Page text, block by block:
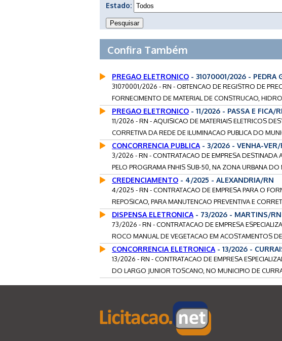
Estado:
Confira Também
PREGAO ELETRONICO - 31070001/2026 - PEDRA
31070001/2026 - RN - OBTENCAO DE REGISTRO DE
FORNECIMENTO DE MATERIAL DE CONSTRUCAO,
PREGAO ELETRONICO - 11/2026 - PASSA E FICA/
11/2026 - RN - AQUISICAO DE MATERIAIS ELETRICOS
CORRETIVA DA REDE DE ILUMINACAO PUBLICA DO
CONCORRENCIA PUBLICA - 3/2026 - VENHA-VER/
3/2026 - RN - CONTRATACAO DE EMPRESA DESTINADA
PELO PROGRAMA FNHIS SUB-50, NA ZONA URBANA DO
CREDENCIAMENTO - 4/2025 - ALEXANDRIA/RN
4/2025 - RN - CONTRATACAO DE EMPRESA PARA O
REPOSICAO, PARA MANUTENCAO PREVENTIVA E
DISPENSA ELETRONICA - 73/2026 - MARTINS/RN
73/2026 - RN - CONTRATACAO DE EMPRESA
ROCO MANUAL DE VEGETACAO EM ACOSTAMENTOS
CONCORRENCIA ELETRONICA - 13/2026 -
13/2026 - RN - CONTRATACAO DE EMPRESA
DO LARGO JUNIOR TOSCANO, NO MUNICIPIO DE